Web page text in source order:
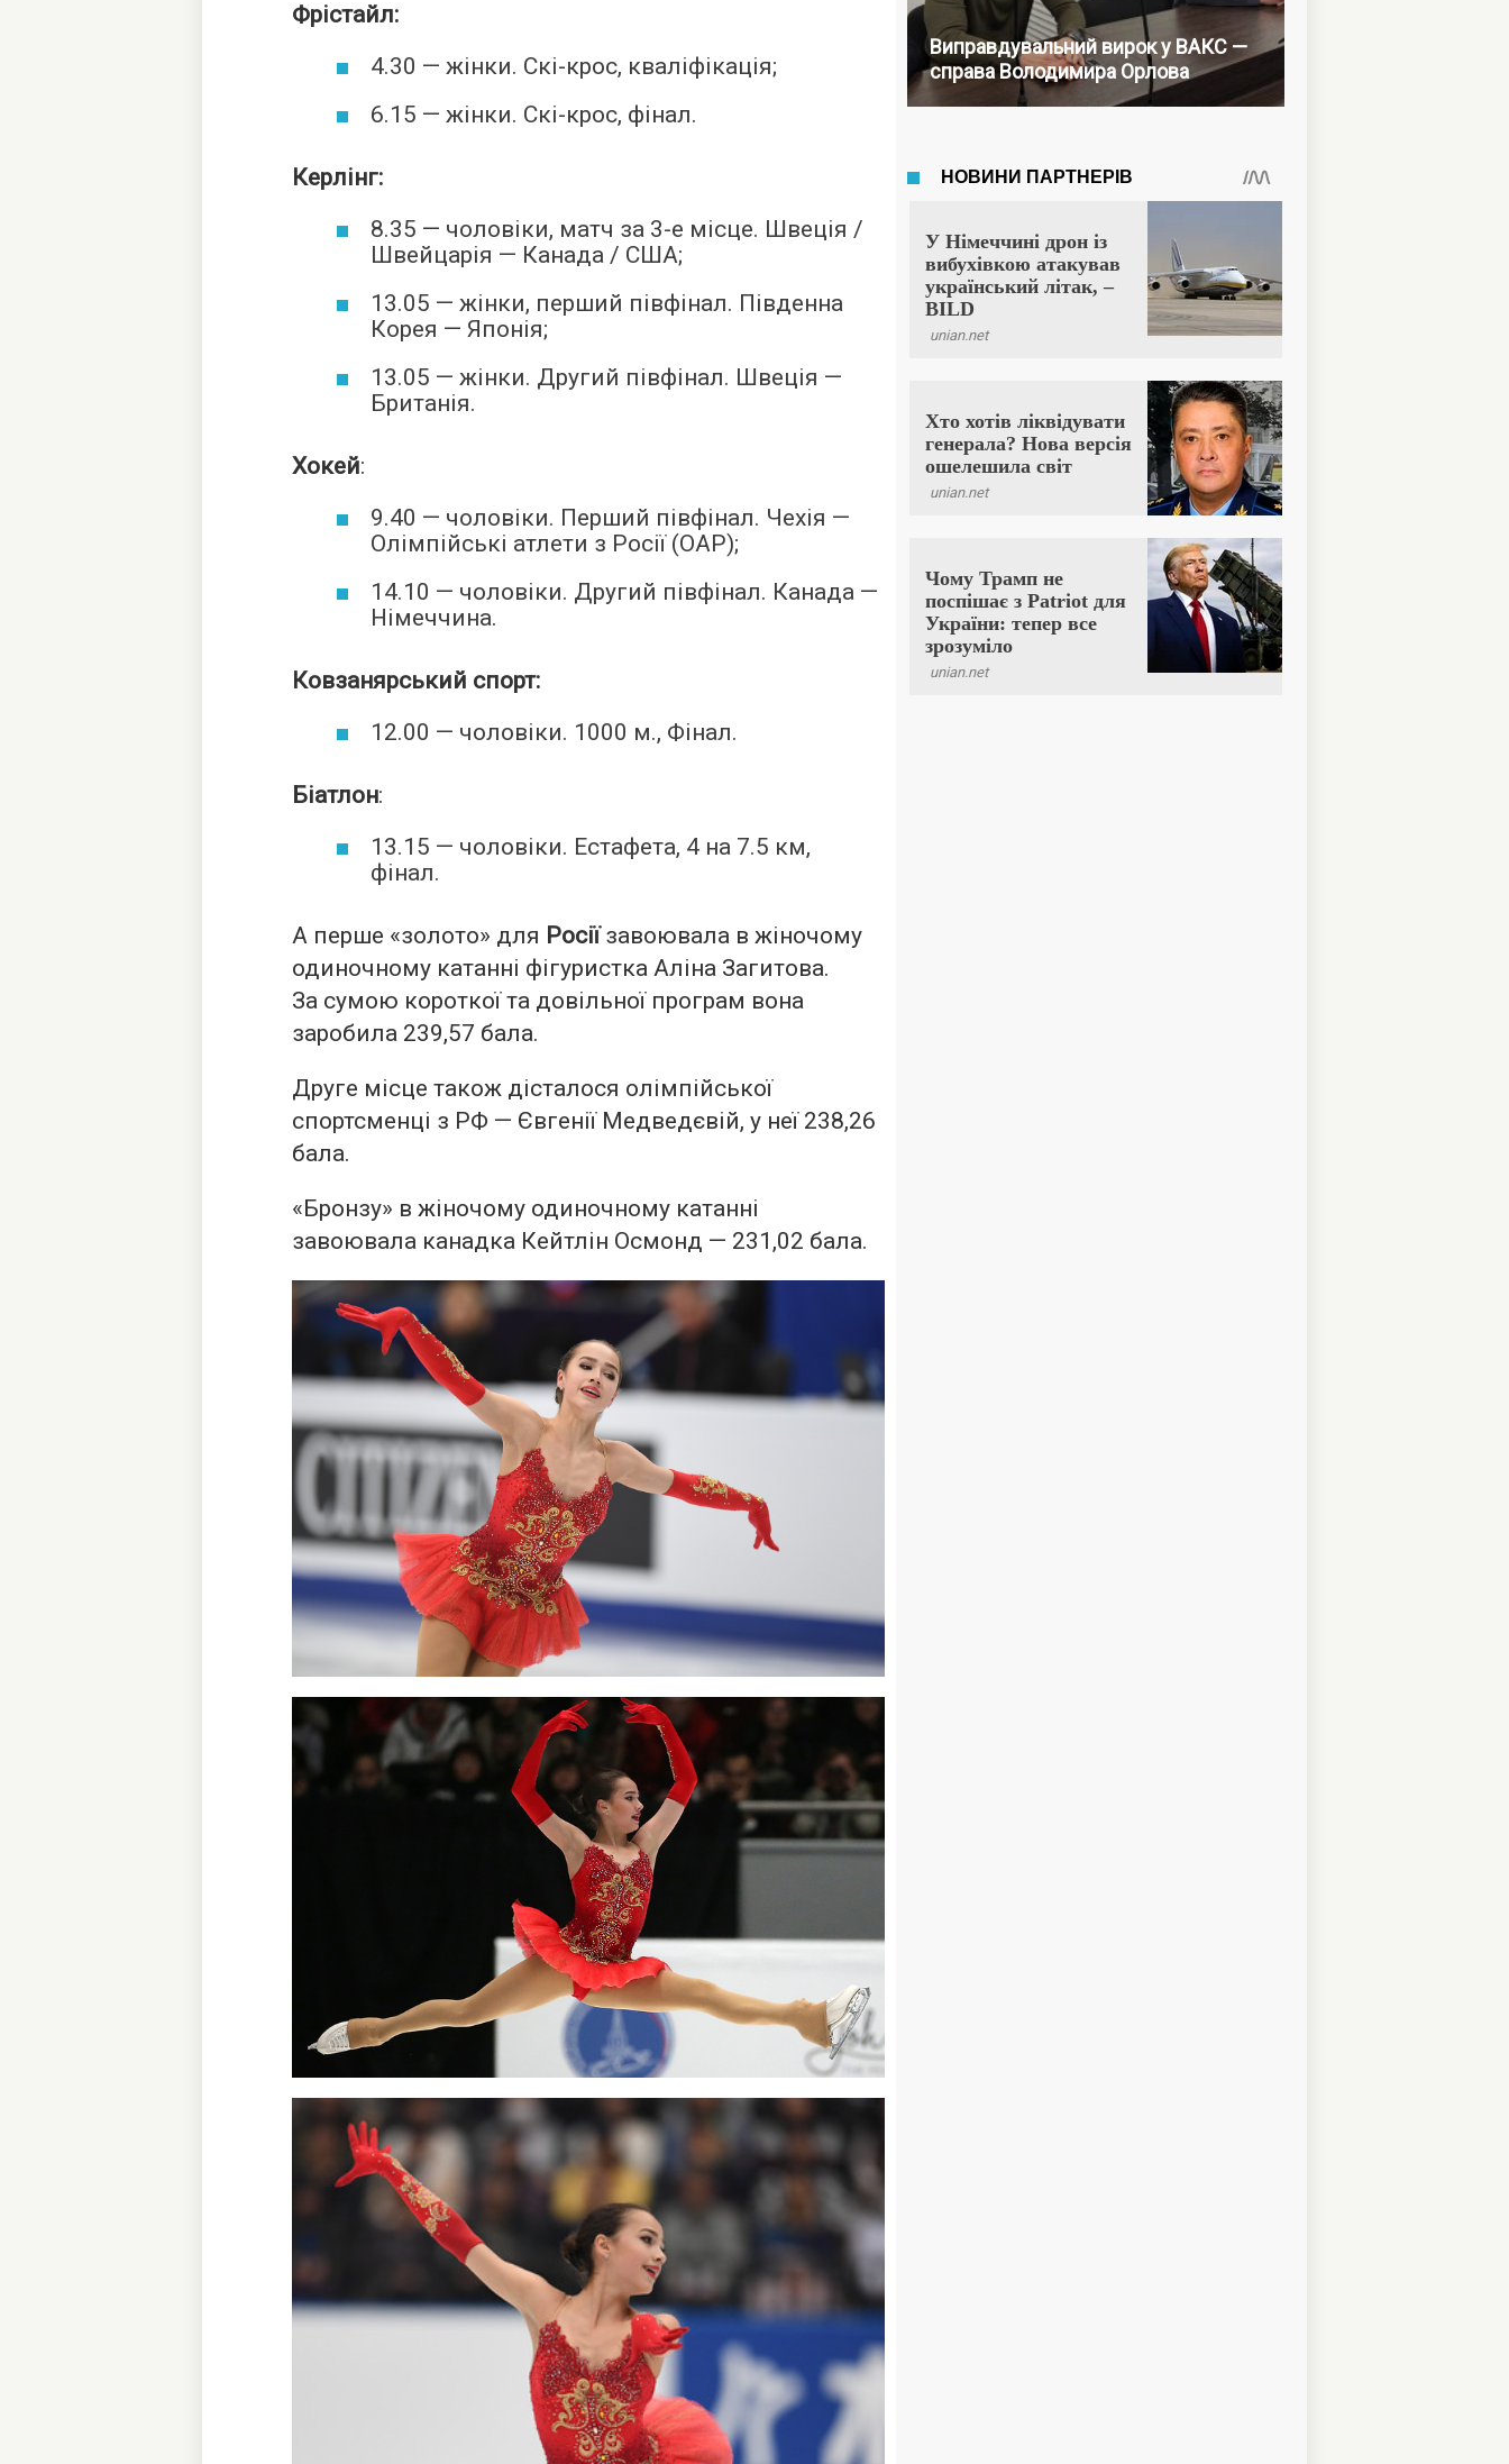
Фрістайл:
4.30 — жінки. Скі-крос, кваліфікація;
6.15 — жінки. Скі-крос, фінал.
Керлінг:
8.35 — чоловіки, матч за 3-е місце. Швеція /
Швейцарія — Канада / США;
13.05 — жінки, перший півфінал. Південна
Корея — Японія;
13.05 — жінки. Другий півфінал. Швеція —
Британія.
Хокей:
9.40 — чоловіки. Перший півфінал. Чехія —
Олімпійські атлети з Росії (ОАР);
14.10 — чоловіки. Другий півфінал. Канада —
Німеччина.
Ковзанярський спорт:
12.00 — чоловіки. 1000 м., Фінал.
Біатлон:
13.15 — чоловіки. Естафета, 4 на 7.5 км,
фінал.
А перше «золото» для Росіїзавоювала в жіночому
одиночному катанні фігуристка Аліна Загитова.
За сумою короткої та довільної програм вона
заробила 239,57 бала.
Друге місце також дісталося олімпійської
спортсменці з РФ — Євгенії Медведєвій, у неї 238,26
бала.
«Бронзу» в жіночому одиночному катанні
завоювала канадка Кейтлін Осмонд — 231,02 бала.
Виправдувальний вирок у ВАКС —
справа Володимира Орлова